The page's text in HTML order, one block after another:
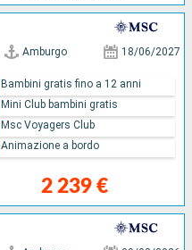
Amburgo 18/06/2027
2 239 €
Bambini gratis fino a 12 anni
Mini Club bambini gratis
Msc Voyagers Club
Animazione a bordo